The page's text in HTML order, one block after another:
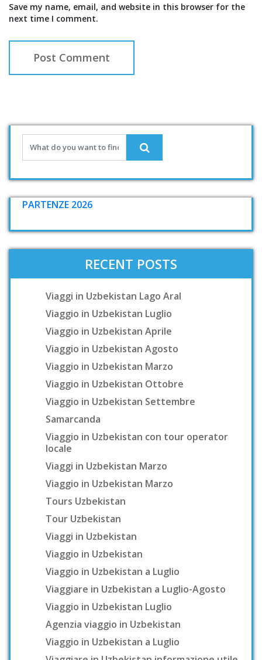
Save my name, email, and website in this browser for the
next time I comment.
PARTENZE 2026
RECENT POSTS
Viaggi in Uzbekistan Lago Aral
Viaggio in Uzbekistan Luglio
Viaggio in Uzbekistan Aprile
Viaggio in Uzbekistan Agosto
Viaggio in Uzbekistan Marzo
Viaggio in Uzbekistan Ottobre
Viaggio in Uzbekistan Settembre
Samarcanda
Viaggio in Uzbekistan con tour operator
locale
Viaggi in Uzbekistan Marzo
Viaggio in Uzbekistan Marzo
Tours Uzbekistan
Tour Uzbekistan
Viaggi in Uzbekistan
Viaggio in Uzbekistan
Viaggio in Uzbekistan a Luglio
Viaggiare in Uzbekistan a Luglio-Agosto
Viaggio in Uzbekistan Luglio
Agenzia viaggio in Uzbekistan
Viaggio in Uzbekistan a Luglio